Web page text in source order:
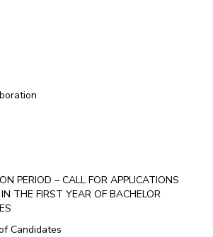
PERIOD – CALL FOR APPLICATIONS
THE FIRST YEAR OF BACHELOR
Candidates